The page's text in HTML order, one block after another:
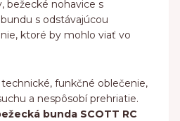
bežecké nohavice s
s odstávajúcou
ktoré by mohlo viať vo
funkčné oblečenie,
a nespôsobí prehriatie.
bunda SCOTT RC